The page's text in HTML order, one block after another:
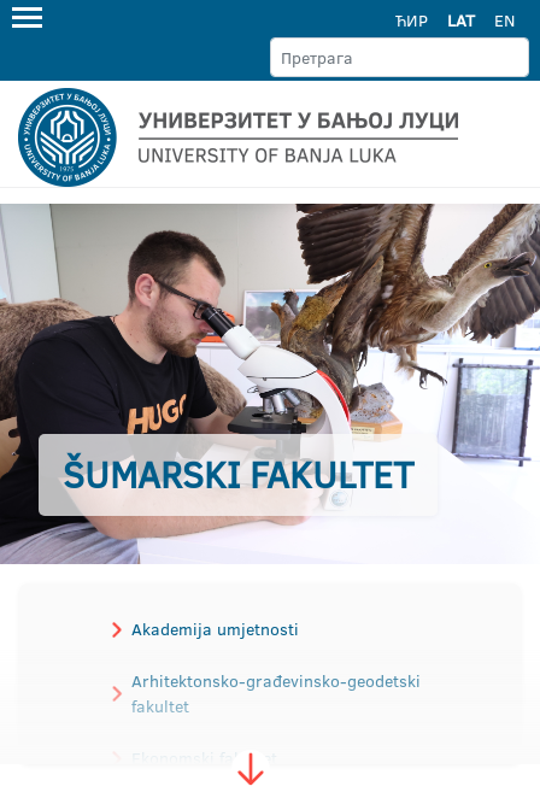
ЋИР LAT EN
ŠUMARSKI FAKULTET
Akademija umjetnosti
Arhitektonsko-građevinsko-geodetski
fakultet
Ekonomski fakultet